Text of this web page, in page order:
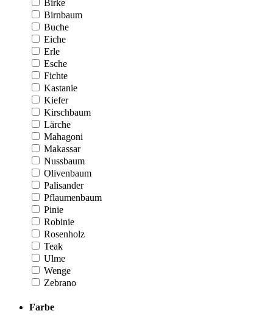
Birke
Birnbaum
Buche
Eiche
Erle
Esche
Fichte
Kastanie
Kiefer
Kirschbaum
Lärche
Mahagoni
Makassar
Nussbaum
Olivenbaum
Palisander
Pflaumenbaum
Pinie
Robinie
Rosenholz
Teak
Ulme
Wenge
Zebrano
Farbe